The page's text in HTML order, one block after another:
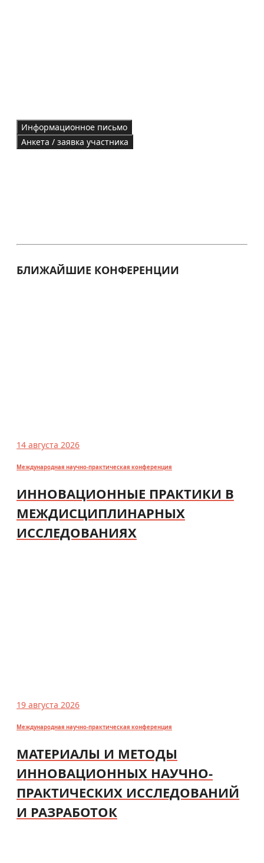
Информационное письмо
Анкета / заявка участника
БЛИЖАЙШИЕ КОНФЕРЕНЦИИ
14 августа 2026
Международная научно-практическая конференция
ИННОВАЦИОННЫЕ ПРАКТИКИ В
МЕЖДИСЦИПЛИНАРНЫХ
ИССЛЕДОВАНИЯХ
19 августа 2026
Международная научно-практическая конференция
МАТЕРИАЛЫ И МЕТОДЫ
ИННОВАЦИОННЫХ НАУЧНО-
ПРАКТИЧЕСКИХ ИССЛЕДОВАНИЙ
И РАЗРАБОТОК